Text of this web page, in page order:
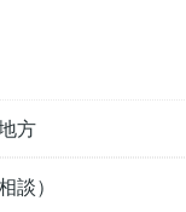
方
談）